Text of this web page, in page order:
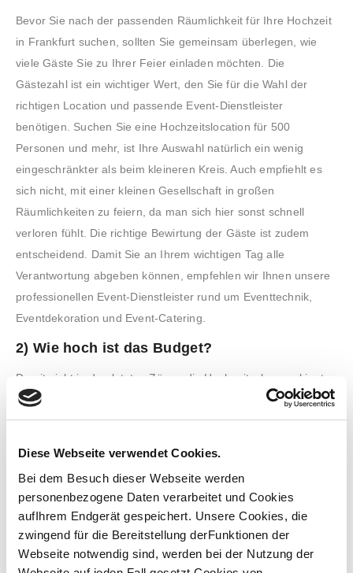
Diese Webseite verwendet Cookies.
Bei dem Besuch dieser Webseite werden
personenbezogene Daten verarbeitet und Cookies
aufIhrem Endgerät gespeichert. Unsere Cookies, die
zwingend für die Bereitstellung derFunktionen der
Webseite notwendig sind, werden bei der Nutzung der
Bevor Sie nach der passenden Räumlichkeit für Ihre Hochzeit
in Frankfurt suchen, sollten Sie gemeinsam überlegen, wie
viele Gäste Sie zu Ihrer Feier einladen möchten. Die
Gästezahl ist ein wichtiger Wert, den Sie für die Wahl der
richtigen Location und passende Event-Dienstleister
benötigen. Suchen Sie eine Hochzeitslocation für 500
Personen und mehr, ist Ihre Auswahl natürlich ein wenig
eingeschränkter als beim kleineren Kreis. Auch empfiehlt es
sich nicht, mit einer kleinen Gesellschaft in großen
Räumlichkeiten zu feiern, da man sich hier sonst schnell
verloren fühlt. Die richtige Bewirtung der Gäste ist zudem
entscheidend. Damit Sie an Ihrem wichtigen Tag alle
Verantwortung abgeben können, empfehlen wir Ihnen unsere
professionellen Event-Dienstleister rund um Eventtechnik,
Eventdekoration und Event-Catering.
2) Wie hoch ist das Budget?
Damit nicht in den letzten Zügen die Hochzeitsplanung kippt,
sollte das Budget bereits zu Anfang festgelegt werden. Das
Budgetlimit hilft Ihnen bei der Auswahl einer passenden
Ihrem Kostenrahmen bewegen.
3) Wo und wie soll gefeiert werden?
Wünschen Sie sich eine klassische Hochzeit oder lieber eine
ganz außergewöhnliche Feier? Möglich ist alles! Sie sollten